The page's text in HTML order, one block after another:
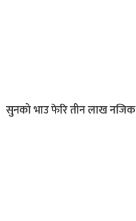
सुनको भाउ फेरि तीन लाख नजिक